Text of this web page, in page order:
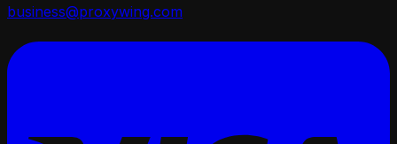
business@proxywing.com